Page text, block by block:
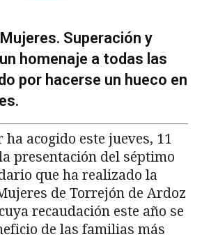
Superación y
homenaje a todas las
por hacerse un hueco en
ha acogido este jueves, 11
presentación del séptimo
que ha realizado la
de Torrejón de Ardoz
recaudación este año se
de las familias más